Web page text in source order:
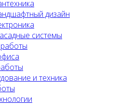
дизайн
системы
и техника